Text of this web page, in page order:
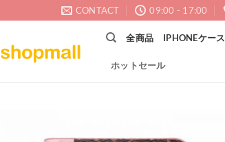
CONTACT 09:00 - 17:00
全商品 IPHONEケース
ホットセール